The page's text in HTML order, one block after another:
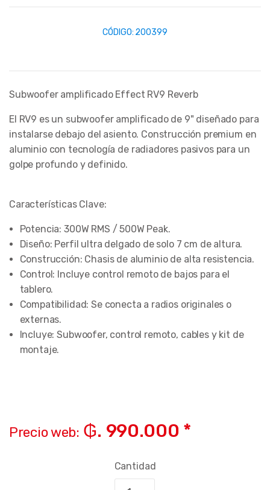
CÓDIGO: 200399
Subwoofer amplificado Effect RV9 Reverb
El RV9 es un subwoofer amplificado de 9" diseñado para
instalarse debajo del asiento. Construcción premium en
aluminio con tecnología de radiadores pasivos para un
golpe profundo y definido.
​Características Clave:
​Potencia: 300W RMS / 500W Peak.
​Diseño: Perfil ultra delgado de solo 7 cm de altura.
​Construcción: Chasis de aluminio de alta resistencia.
​Control: Incluye control remoto de bajos para el
tablero.
​Compatibilidad: Se conecta a radios originales o
externas.
​Incluye: Subwoofer, control remoto, cables y kit de
montaje.
Precio web: ₲. 990.000 *
Cantidad